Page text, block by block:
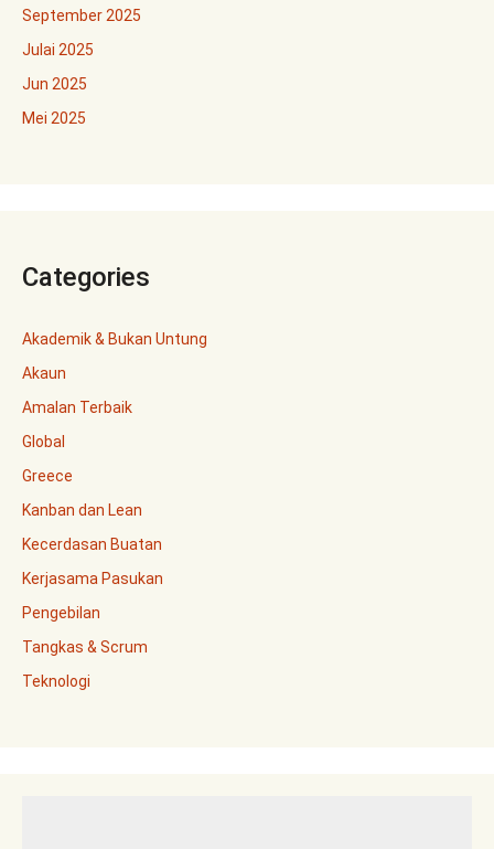
September 2025
Julai 2025
Jun 2025
Mei 2025
Categories
Akademik & Bukan Untung
Akaun
Amalan Terbaik
Global
Greece
Kanban dan Lean
Kecerdasan Buatan
Kerjasama Pasukan
Pengebilan
Tangkas & Scrum
Teknologi